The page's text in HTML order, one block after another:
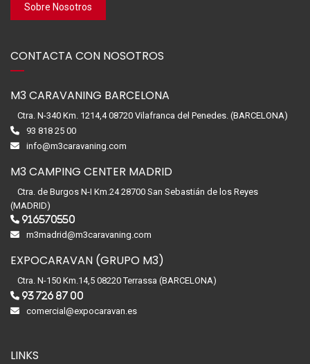
Sobre Nosotros
CONTACTA CON NOSOTROS
M3 CARAVANING BARCELONA
Ctra. N-340 Km. 1214,4 08720 Vilafranca del Penedes. (BARCELONA)
93 818 25 00
info@m3caravaning.com
M3 CAMPING CENTER MADRID
Ctra. de Burgos N-I Km.24 28700 San Sebastián de los Reyes
(MADRID)
916570550
m3madrid@m3caravaning.com
EXPOCARAVAN (GRUPO M3)
Ctra. N-150 Km.14,5 08220 Terrassa (BARCELONA)
93 726 87 00
comercial@expocaravan.es
LINKS